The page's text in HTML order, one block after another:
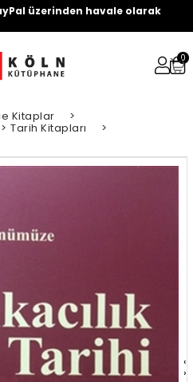
üzerinden havale olarak
0
Kitaplar >
> Tarih Kitapları >
‹
›